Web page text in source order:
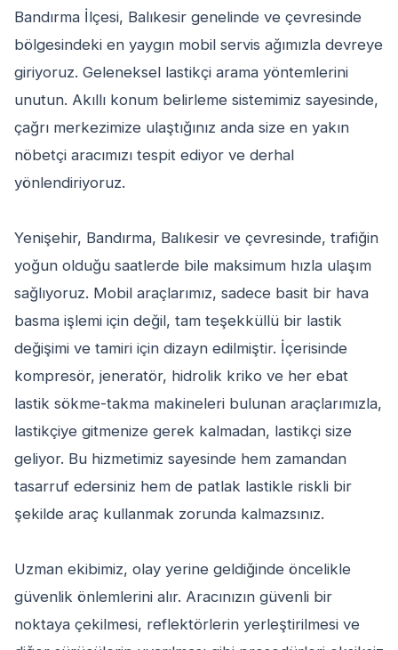
Bandırma İlçesi, Balıkesir genelinde ve çevresinde
bölgesindeki en yaygın mobil servis ağımızla devreye
giriyoruz. Geleneksel lastikçi arama yöntemlerini
unutun. Akıllı konum belirleme sistemimiz sayesinde,
çağrı merkezimize ulaştığınız anda size en yakın
nöbetçi aracımızı tespit ediyor ve derhal
yönlendiriyoruz.
Yenişehir, Bandırma, Balıkesir ve çevresinde, trafiğin
yoğun olduğu saatlerde bile maksimum hızla ulaşım
sağlıyoruz. Mobil araçlarımız, sadece basit bir hava
basma işlemi için değil, tam teşekküllü bir lastik
değişimi ve tamiri için dizayn edilmiştir. İçerisinde
kompresör, jeneratör, hidrolik kriko ve her ebat
lastik sökme-takma makineleri bulunan araçlarımızla,
lastikçiye gitmenize gerek kalmadan, lastikçi size
geliyor. Bu hizmetimiz sayesinde hem zamandan
tasarruf edersiniz hem de patlak lastikle riskli bir
şekilde araç kullanmak zorunda kalmazsınız.
Uzman ekibimiz, olay yerine geldiğinde öncelikle
güvenlik önlemlerini alır. Aracınızın güvenli bir
noktaya çekilmesi, reflektörlerin yerleştirilmesi ve